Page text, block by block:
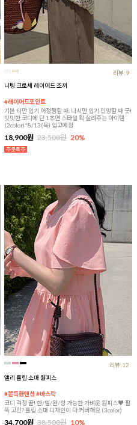
리뷰:9
니팅 크로셰 레이어드 조끼
#레이어드포인트
기본 티만 입기 어정쩡할 때, 나시만 입기 민망할 때 굿!
밋밋한 코디에 단 1초면 스타일 확 살려주는 아이템
(2color)*8/13(목) 입고예정
18,900원 23,500원 20%
리뷰:12
앨리 튤립 소매 원피스
#쫀득한텐션 #바스락
코디 걱정 끝! 한/벌/완/성 가능한 가벼운 원피스♥ 팔
뚝 고민? 튤립 소매 디자인이 다 커버해요 (3color)
34,700원 38,500원 10%